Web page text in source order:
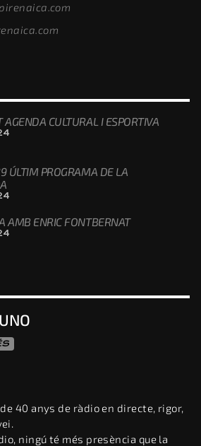
AGENDA CULTURAL I ESPORTIVA
ÚLTIM PROGRAMA DE LA
AMB ENRIC FONTBERNAT
de 40 anys de ràdio en directe, rigor,
ningú té més presència que la